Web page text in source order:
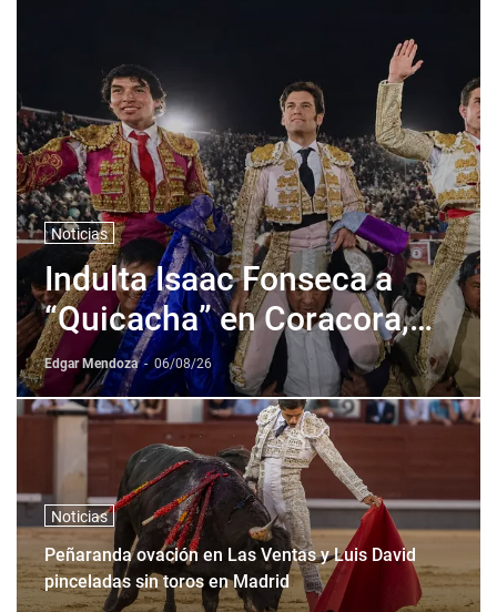
Noticias
Indulta Isaac Fonseca a
“Quicacha” en Coracora,
Perú
Edgar Mendoza - 06/08/26
Noticias
Peñaranda ovación en Las Ventas y Luis David
pinceladas sin toros en Madrid